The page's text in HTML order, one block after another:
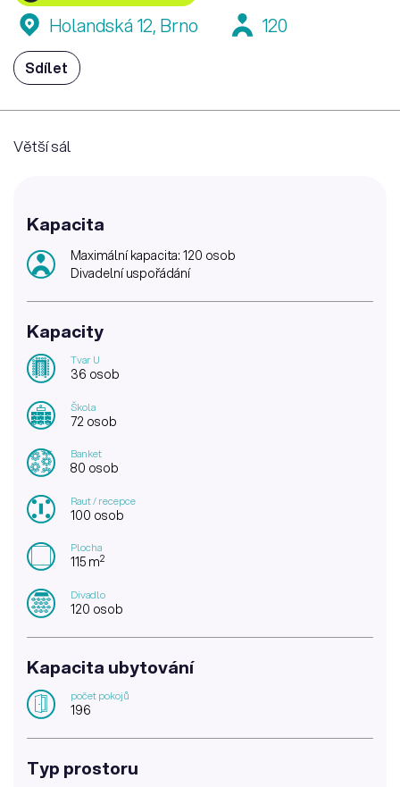
Holandská 12, Brno 120
Sdílet
Větší sál
Kapacita
Maximální kapacita: 120 osob
Divadelní uspořádání
Kapacity
Tvar U
36 osob
Škola
72 osob
Banket
80 osob
Raut / recepce
100 osob
Plocha
115 m2
Divadlo
120 osob
Kapacita ubytování
počet pokojů
196
Typ prostoru